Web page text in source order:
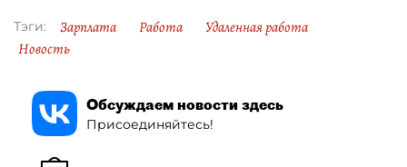
Тэги: Зарплата Работа
Удаленная работа
Новость
Обсуждаем новости здесь
Присоединяйтесь!